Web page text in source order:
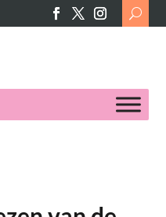
Search
for: